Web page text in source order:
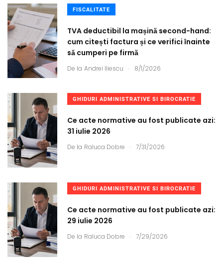
FISCALITATE
TVA deductibil la mașină second-hand:
cum citești factura și ce verifici înainte
să cumperi pe firmă
De la Andrei Iliescu . 8/1/2026
GHIDURI ADMINISTRATIVE SI BIROCRATIE
Ce acte normative au fost publicate azi:
31 iulie 2026
De la Raluca Dobre . 7/31/2026
GHIDURI ADMINISTRATIVE SI BIROCRATIE
Ce acte normative au fost publicate azi:
29 iulie 2026
De la Raluca Dobre . 7/29/2026